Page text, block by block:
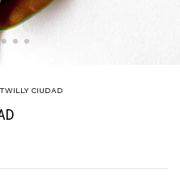
CIUDAD